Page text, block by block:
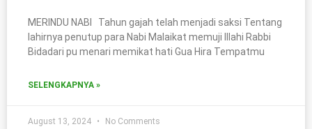
MERINDU NABI Tahun gajah telah menjadi saksi Tentang
lahirnya penutup para Nabi Malaikat memuji Illahi Rabbi
Bidadari pu menari memikat hati Gua Hira Tempatmu
SELENGKAPNYA »
August 13, 2024 No Comments